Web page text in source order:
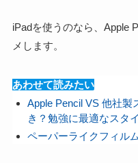
iPadを使うのなら、Apple
メします。
あわせて読みたい
Apple Pencil VS 他社
き？勉強に最適なスタ
ペーパーライクフィル